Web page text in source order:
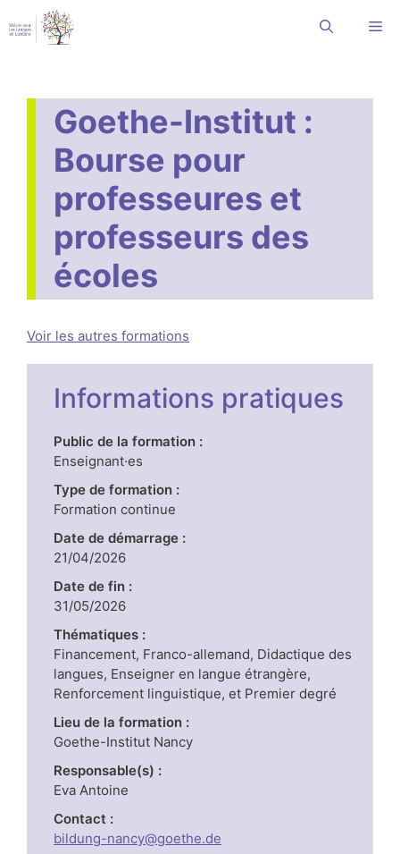
au
contenu
Goethe-Institut :
Bourse pour
professeures et
professeurs des
écoles
Voir les autres formations
Informations pratiques
Public de la formation :
Enseignant·es
Type de formation :
Formation continue
Date de démarrage :
21/04/2026
Date de fin :
31/05/2026
Thématiques :
Financement, Franco-allemand, Didactique des
langues, Enseigner en langue étrangère,
Renforcement linguistique, et Premier degré
Lieu de la formation :
Goethe-Institut Nancy
Responsable(s) :
Eva Antoine
Contact :
bildung-nancy@goethe.de